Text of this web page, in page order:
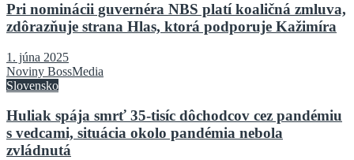
Pri nominácii guvernéra NBS platí koaličná zmluva,
zdôrazňuje strana Hlas, ktorá podporuje Kažimíra
1. júna 2025
Noviny BossMedia
Slovensko
Huliak spája smrť 35-tisíc dôchodcov cez pandémiu
s vedcami, situácia okolo pandémia nebola
zvládnutá